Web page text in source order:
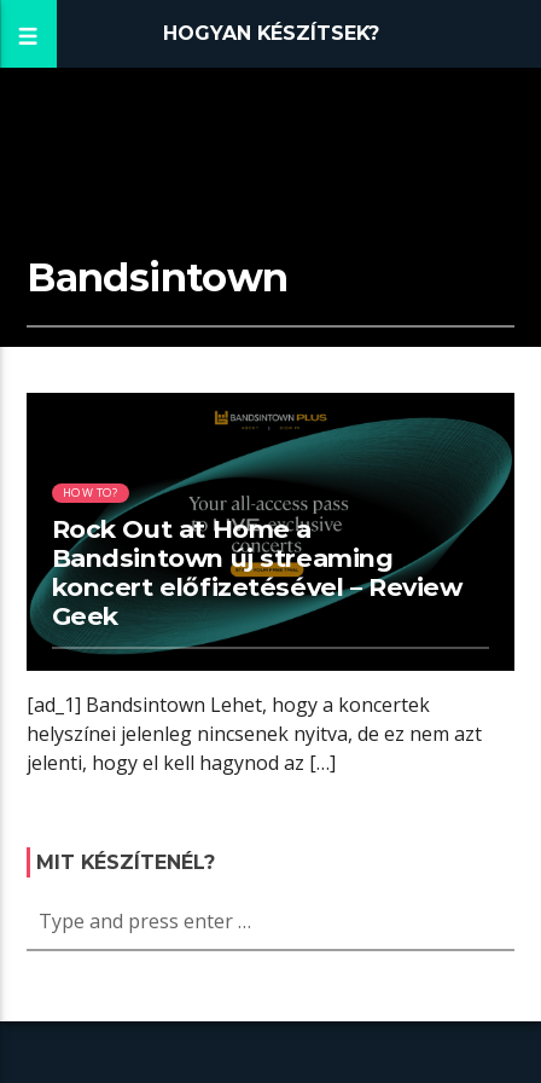
HOGYAN KÉSZÍTSEK?
Bandsintown
02:04 READ TIME
HOW TO?
Rock Out at Home a
Bandsintown új streaming
koncert előfizetésével – Review
Geek
[ad_1] Bandsintown Lehet, hogy a koncertek
helyszínei jelenleg nincsenek nyitva, de ez nem azt
jelenti, hogy el kell hagynod az […]
MIT KÉSZÍTENÉL?